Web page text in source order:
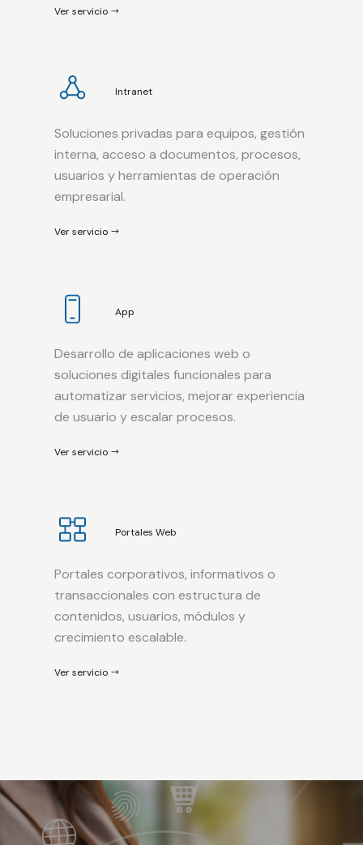
Ver servicio
Intranet
Soluciones privadas para equipos, gestión
interna, acceso a documentos, procesos,
usuarios y herramientas de operación
empresarial.
Ver servicio
App
Desarrollo de aplicaciones web o
soluciones digitales funcionales para
automatizar servicios, mejorar experiencia
de usuario y escalar procesos.
Ver servicio
Portales Web
Portales corporativos, informativos o
transaccionales con estructura de
contenidos, usuarios, módulos y
crecimiento escalable.
Ver servicio